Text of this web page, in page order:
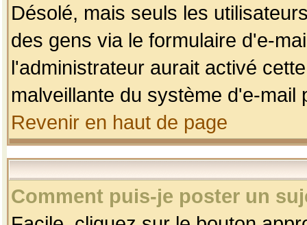
Désolé, mais seuls les
des gens via le formulaire d'e-
l'administrateur aurait activé
malveillante du système d'e-
Revenir en haut de page
Comment puis-je poster un